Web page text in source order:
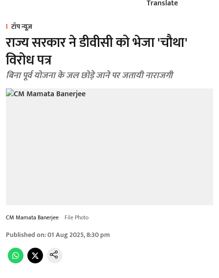
Translate
टॉप न्यूज़
राज्य सरकार ने डीवीसी को भेजा 'चौथा'
विरोध पत्र
बिना पूर्व योजना के जल छोड़े जाने पर जतायी नाराजगी
CM Mamata Banerjee File Photo
Published on:01 Aug 2025, 8:30 pm